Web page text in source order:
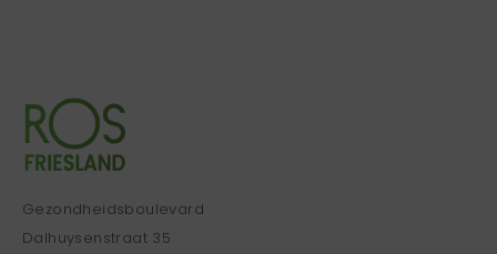
Gezondheidsboulevard
Dalhuysenstraat 35